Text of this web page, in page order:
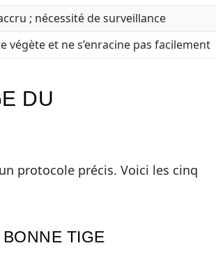
; nécessité de surveillance
végète et ne s’enracine pas facilement
DU
protocole précis. Voici les cinq
TIGE